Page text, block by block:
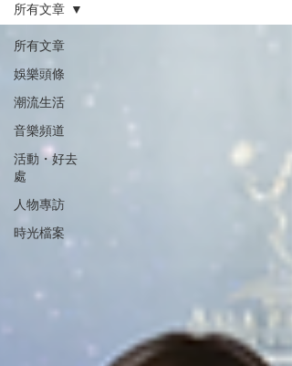
所有文章
娛樂頭條
潮流生活
音樂頻道
活動・好去
處
人物專訪
時光檔案
所有文章